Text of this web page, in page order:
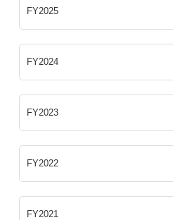
FY2025
FY2024
FY2023
FY2022
FY2021